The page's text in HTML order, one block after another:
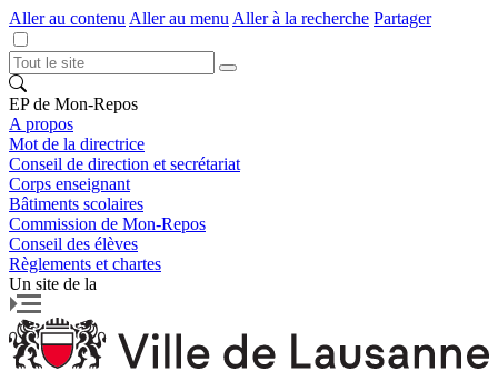
Aller au contenu Aller au menu Aller à la recherche Partager
EP de Mon-Repos
A propos
Mot de la directrice
Conseil de direction et secrétariat
Corps enseignant
Bâtiments scolaires
Commission de Mon-Repos
Conseil des élèves
Règlements et chartes
Un site de la